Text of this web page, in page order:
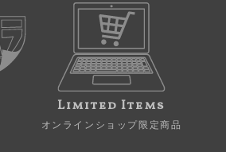
Limited Items
オンラインショップ限定商品